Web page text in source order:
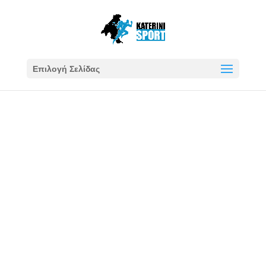
Επιλογή Σελίδας